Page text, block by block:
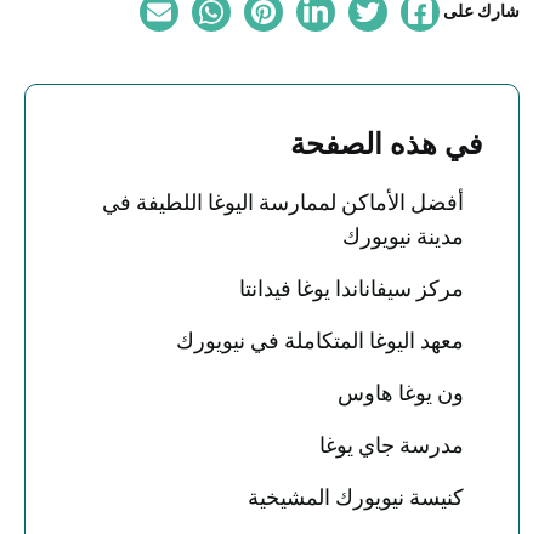
شارك على
في هذه الصفحة
أفضل الأماكن لممارسة اليوغا اللطيفة في
مدينة نيويورك
مركز سيفاناندا يوغا فيدانتا
معهد اليوغا المتكاملة في نيويورك
ون يوغا هاوس
مدرسة جاي يوغا
كنيسة نيويورك المشيخية